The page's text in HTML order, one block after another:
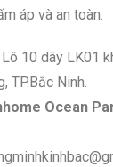
áp và an toàn.
Lô 10 dãy LK01
TP.Bắc Ninh.
Ocean